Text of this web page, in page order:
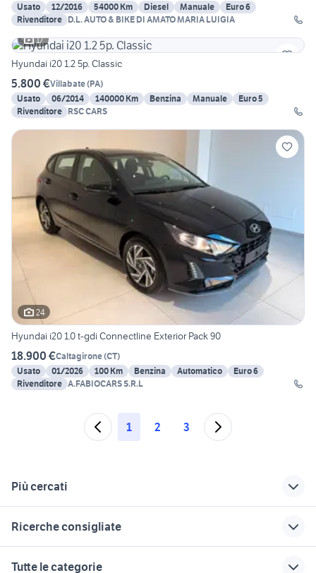
Usato
12/2016 54000 Km Diesel Manuale
Euro 6
Rivenditore D.L. AUTO & BIKE DI AMATO MARIA LUIGIA
17
Hyundai i20 1.2 5p. Classic
5.800 €Villabate(PA)
Usato
06/2014 140000 Km Benzina Manuale
Euro 5
Rivenditore RSC CARS
24
Hyundai i20 1.0 t-gdi Connectline Exterior Pack 90
18.900 €Caltagirone(CT)
Usato
01/2026 100 Km Benzina Automatico
Euro 6
Rivenditore A.FABIOCARS S.R.L
1 2 3
Più cercati
Ricerche consigliate
Tutte le categorie